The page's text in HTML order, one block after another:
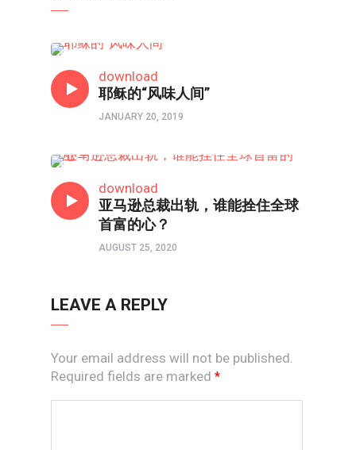
download
耶稣的“风味人间”
JANUARY 20, 2019
download
亚马逊总裁出轨，谁能拴住全球
首富的心？
AUGUST 25, 2020
LEAVE A REPLY
Your email address will not be published.
Required fields are marked *